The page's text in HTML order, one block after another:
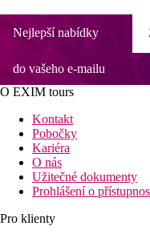
Nejlepší nabídky
do vašeho e-mailu
O EXIM tours
Kontakt
Pobočky
Kariéra
O nás
Užitečné dokumenty
Prohlášení o
Pro klienty